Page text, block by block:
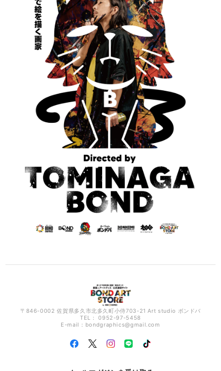
〒846-0002 佐賀県多久市北多久町小侍703-21 Art studio ボンドバ
TEL： 0952-97-5458
E-mail： bondgraphics@gmail.com